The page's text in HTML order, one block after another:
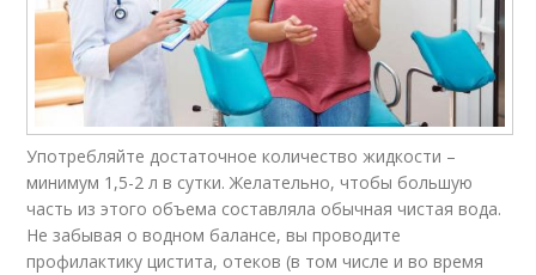
Употребляйте достаточное количество жидкости –
минимум 1,5-2 л в сутки. Желательно, чтобы большую
часть из этого объема составляла обычная чистая вода.
Не забывая о водном балансе, вы проводите
профилактику цистита, отеков (в том числе и во время